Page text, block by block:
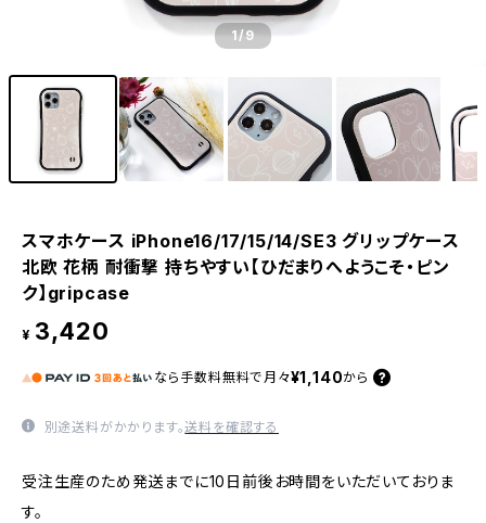
1/9
スマホケース iPhone16/17/15/14/SE3 グリップケース
北欧 花柄 耐衝撃 持ちやすい【ひだまりへようこそ・ピン
ク】gripcase
¥ 3,420
なら 手数料無料で 月々¥1,140から
別途送料がかかります。送料を確認する
受注生産のため発送までに10日前後お時間をいただいておりま
す。